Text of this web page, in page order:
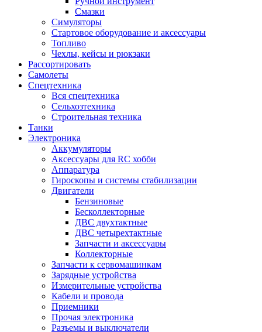
Смазки
Симуляторы
Стартовое оборудование и аксессуары
Топливо
Чехлы, кейсы и рюкзаки
Рассортировать
Самолеты
Спецтехника
Вся спецтехника
Сельхозтехника
Строительная техника
Танки
Электроника
Аккумуляторы
Аксессуары для RC хобби
Аппаратура
Гироскопы и системы стабилизации
Двигатели
Бензиновые
Бесколлекторные
ДВС двухтактные
ДВС четырехтактные
Запчасти и аксессуары
Коллекторные
Запчасти к сервомашинкам
Зарядные устройства
Измерительные устройства
Кабели и провода
Приемники
Прочая электроника
Разъемы и выключатели